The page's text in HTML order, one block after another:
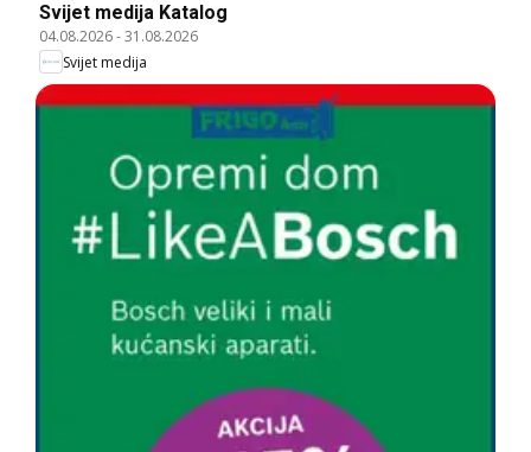
Svijet medija Katalog
04.08.2026-31.08.2026
Svijet medija